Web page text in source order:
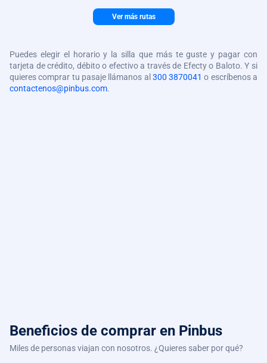
Ver más rutas
Puedes elegir el horario y la silla que más te guste y pagar con
tarjeta de crédito, débito o efectivo a través de Efecty o Baloto. Y si
quieres comprar tu pasaje llámanos al 300 3870041 o escríbenos a
contactenos@pinbus.com.
Beneficios de comprar en Pinbus
Miles de personas viajan con nosotros. ¿Quieres saber por qué?